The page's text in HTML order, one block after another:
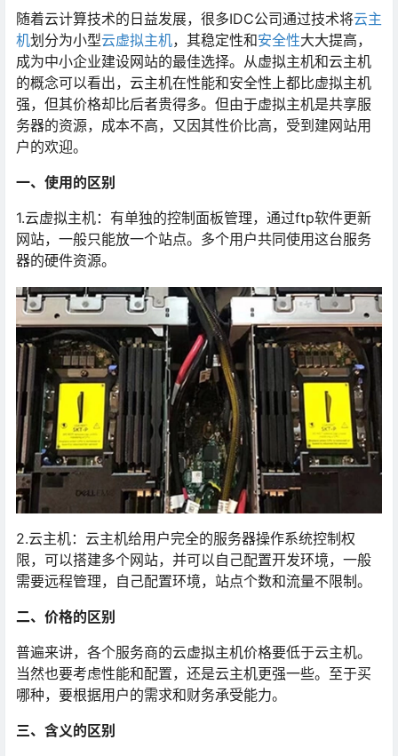
随着云计算技术的日益发展，很多IDC公司通过技术将云主
机划分为小型云虚拟主机，其稳定性和安全性大大提高，
成为中小企业建设网站的最佳选择。从虚拟主机和云主机
的概念可以看出，云主机在性能和安全性上都比虚拟主机
强，但其价格却比后者贵得多。但由于虚拟主机是共享服
务器的资源，成本不高，又因其性价比高，受到建网站用
户的欢迎。
一、使用的区别
1.云虚拟主机：有单独的控制面板管理，通过ftp软件更新
网站，一般只能放一个站点。多个用户共同使用这台服务
器的硬件资源。
2.云主机：云主机给用户完全的服务器操作系统控制权
限，可以搭建多个网站，并可以自己配置开发环境，一般
需要远程管理，自己配置环境，站点个数和流量不限制。
二、价格的区别
普遍来讲，各个服务商的云虚拟主机价格要低于云主机。
当然也要考虑性能和配置，还是云主机更强一些。至于买
哪种，要根据用户的需求和财务承受能力。
三、含义的区别